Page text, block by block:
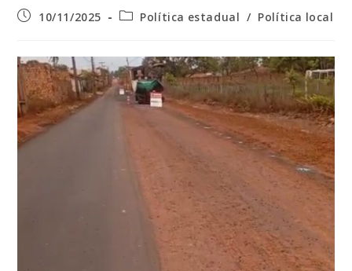
Post10/11/2025
Categoria
Política estadual / Política local